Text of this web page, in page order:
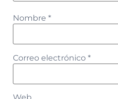
Nombre *
Correo electrónico *